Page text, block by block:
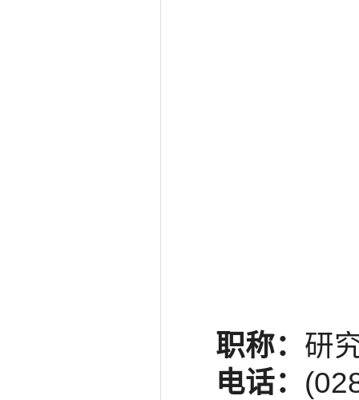
职称： 研
电话：